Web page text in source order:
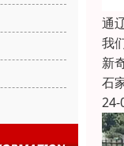
通
我
新
石
24-